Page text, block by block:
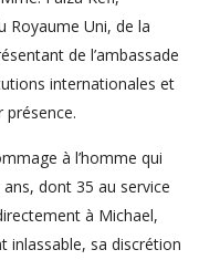
Royaume Uni, de la
de l’ambassade
internationales et
à l’homme qui
dont 35 au service
à Michael,
inlassable, sa discrétion